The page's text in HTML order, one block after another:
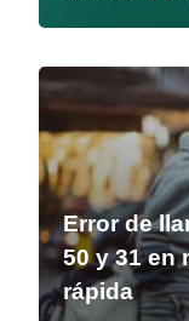
Error de
50 y 31 en
rápida